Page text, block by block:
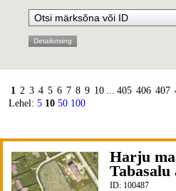
Detailotsing
1 2 3 4 5 6 7 8 9 10 ... 405 406 407
Lehel: 5 10 50 100
Harju
ID: 100487